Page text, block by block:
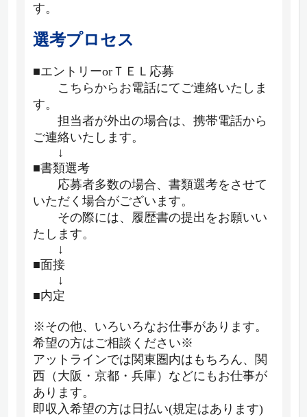
す。
選考プロセス
■エントリーorＴＥＬ応募
こちらからお電話にてご連絡いたしま
す。
担当者が外出の場合は、携帯電話から
ご連絡いたします。
↓
■書類選考
応募者多数の場合、書類選考をさせて
いただく場合がございます。
その際には、履歴書の提出をお願いい
たします。
↓
■面接
↓
■内定
※その他、いろいろなお仕事があります。
希望の方はご相談ください※
アットラインでは関東圏内はもちろん、関
西（大阪・京都・兵庫）などにもお仕事が
あります。
即収入希望の方は日払い(規定はあります)